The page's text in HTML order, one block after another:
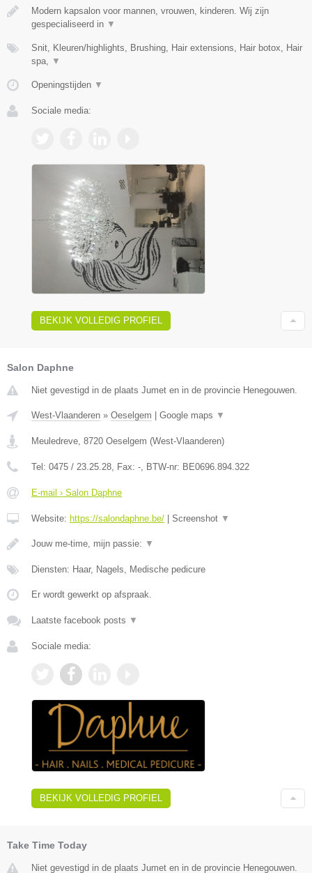
Modern kapsalon voor mannen, vrouwen, kinderen. Wij zijn
gespecialiseerd in ▼
Snit, Kleuren/highlights, Brushing, Hair extensions, Hair botox, Hair
spa,
▼
Openingstijden ▼
Sociale media:
BEKIJK VOLLEDIG PROFIEL
Salon Daphne
Niet gevestigd in de plaats Jumet en in de provincie Henegouwen.
West-Vlaanderen » Oeselgem Google maps ▼
Meuledreve, 8720 Oeselgem (West-Vlaanderen)
Tel: 0475 / 23.25.28, Fax: -, BTW-nr: BE0696.894.322
E-mail › Salon Daphne
Website: https://salondaphne.be/ Screenshot ▼
Jouw me-time, mijn passie: ▼
Diensten: Haar, Nagels, Medische pedicure
Er wordt gewerkt op afspraak.
Laatste facebook posts ▼
Sociale media:
BEKIJK VOLLEDIG PROFIEL
Take Time Today
Niet gevestigd in de plaats Jumet en in de provincie Henegouwen.